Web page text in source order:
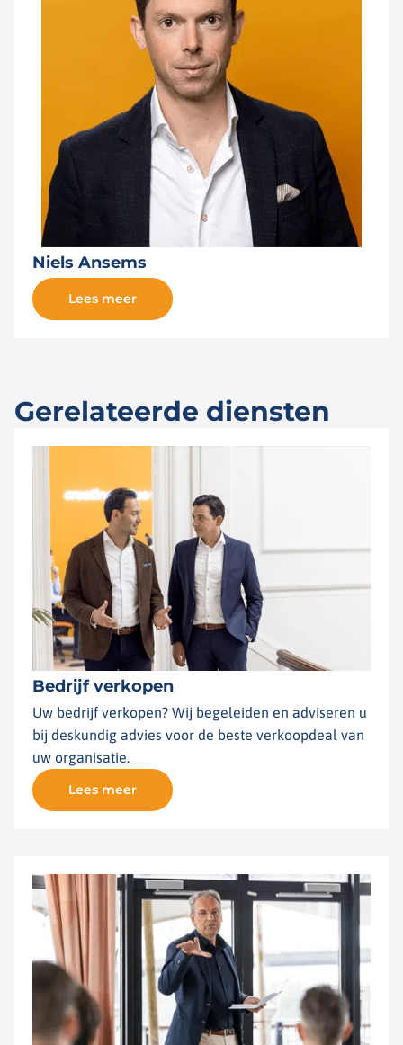
Niels Ansems
Lees meer
Gerelateerde diensten
Bedrijf verkopen
Uw bedrijf verkopen? Wij begeleiden en adviseren u
bij deskundig advies voor de beste verkoopdeal van
uw organisatie.
Lees meer